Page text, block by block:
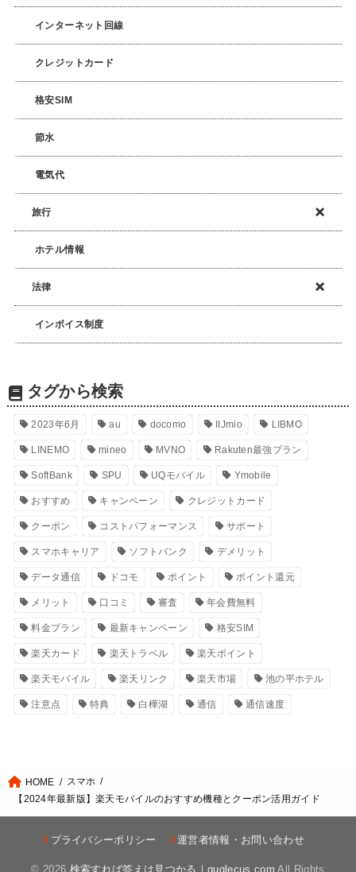
インターネット回線
クレジットカード
格安SIM
節水
電気代
旅行
ホテル情報
法律
インボイス制度
タグから検索
2023年6月 au docomo IIJmio LIBMO
LINEMO mineo MVNO Rakuten最強プラン
SoftBank SPU UQモバイル Ymobile
おすすめ キャンペーン クレジットカード
クーポン コストパフォーマンス サポート
スマホキャリア ソフトバンク デメリット
データ通信 ドコモ ポイント ポイント還元
メリット 口コミ 審査 年会費無料
料金プラン 最新キャンペーン 格安SIM
楽天カード 楽天トラベル 楽天ポイント
楽天モバイル 楽天リンク 楽天市場 池の平ホテル
注意点 特典 白樺湖 通信 通信速度
HOME
スマホ
【2024年最新版】楽天モバイルのおすすめ機種とクーポン活用ガイド
プライバシーポリシー 運営者情報・お問い合わせ
© 2026 検索すれば答えは見つかる｜guglecus.com All Rights